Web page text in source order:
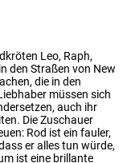
Leo, Raph,
den Straßen von New
die in den
müssen sich
auch ihr
Die Zuschauer
Rod ist ein fauler,
er alles tun würde,
ist eine brillante